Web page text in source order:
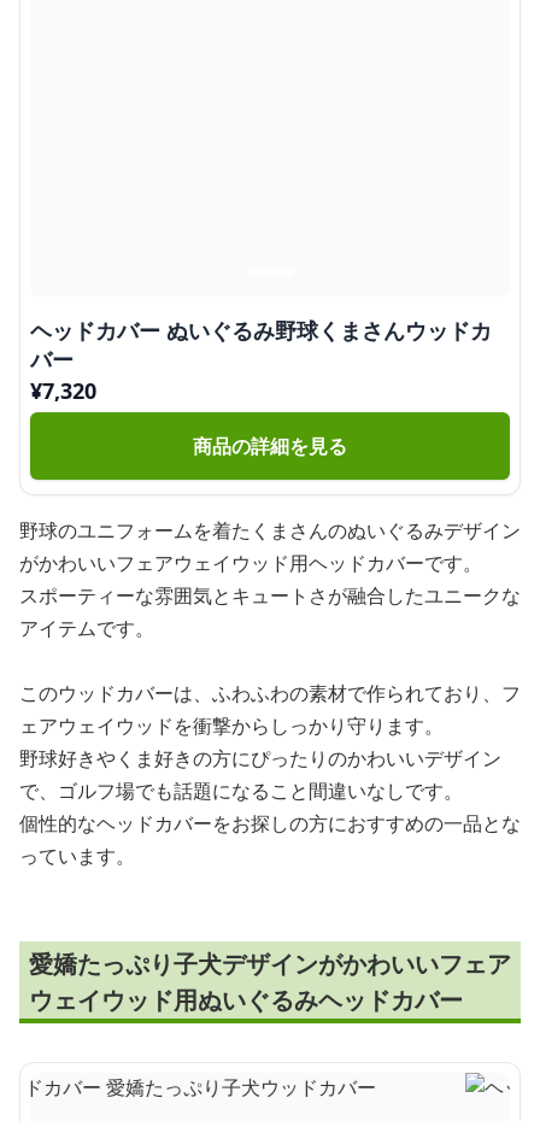
ヘッドカバー ぬいぐるみ野球くまさんウッドカ
バー
¥7,320
商品の詳細を見る
野球のユニフォームを着たくまさんのぬいぐるみデザイン
がかわいいフェアウェイウッド用ヘッドカバーです。
スポーティーな雰囲気とキュートさが融合したユニークな
アイテムです。
このウッドカバーは、ふわふわの素材で作られており、フ
ェアウェイウッドを衝撃からしっかり守ります。
野球好きやくま好きの方にぴったりのかわいいデザイン
で、ゴルフ場でも話題になること間違いなしです。
個性的なヘッドカバーをお探しの方におすすめの一品とな
っています。
愛嬌たっぷり子犬デザインがかわいいフェア
ウェイウッド用ぬいぐるみヘッドカバー